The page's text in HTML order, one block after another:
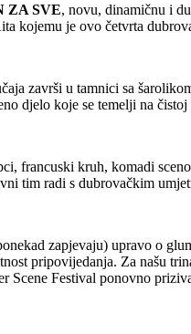
ZA SVE, novu, dinamičnu i
kojemu je ovo četvrta
završi u tamnici sa
djelo koje se temelji na čistoj
francuski kruh, komadi
tim radi s dubrovačkim
zapjevaju) upravo o
pripovijedanja. Za našu
Festival ponovno